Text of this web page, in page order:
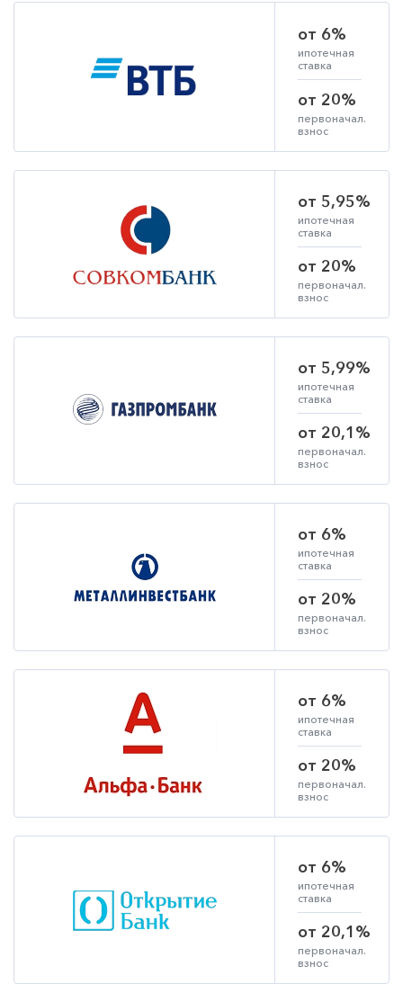
от 6%
ипотечная
ставка
от 20%
первоначал.
взнос
от 5,95%
ипотечная
ставка
от 20%
первоначал.
взнос
от 5,99%
ипотечная
ставка
от 20,1%
первоначал.
взнос
от 6%
ипотечная
ставка
от 20%
первоначал.
взнос
от 6%
ипотечная
ставка
от 20%
первоначал.
взнос
от 6%
ипотечная
ставка
от 20,1%
первоначал.
взнос